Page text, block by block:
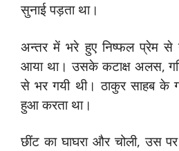
सुनाई पड़ता था।
अन्तर में भरे हुए निष्फल प्रेम से
आया था। उसके कटाक्ष अलस,
से भर गयी थी। ठाकुर साहब के
हुआ करता था।
छींट का घाघरा और चोली, उस